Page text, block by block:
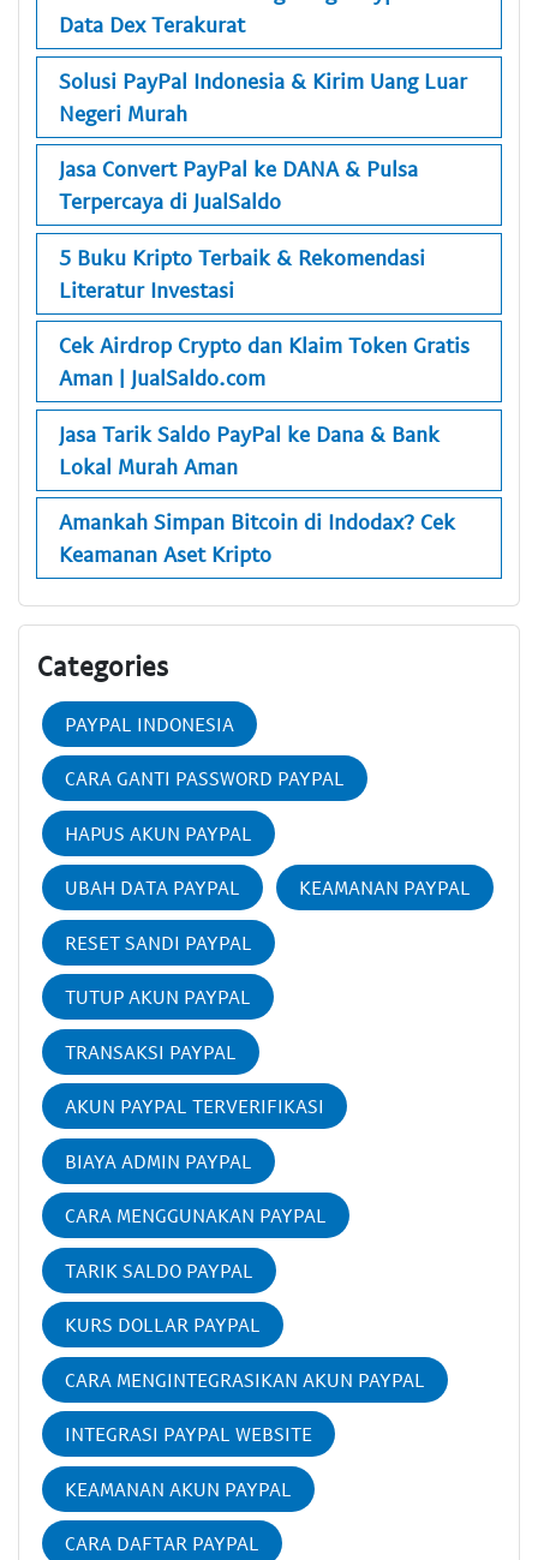
Data Dex Terakurat
Solusi PayPal Indonesia & Kirim Uang Luar
Negeri Murah
Jasa Convert PayPal ke DANA & Pulsa
Terpercaya di JualSaldo
5 Buku Kripto Terbaik & Rekomendasi
Literatur Investasi
Cek Airdrop Crypto dan Klaim Token Gratis
Aman | JualSaldo.com
Jasa Tarik Saldo PayPal ke Dana & Bank
Lokal Murah Aman
Amankah Simpan Bitcoin di Indodax? Cek
Keamanan Aset Kripto
Categories
PAYPAL INDONESIA
CARA GANTI PASSWORD PAYPAL
HAPUS AKUN PAYPAL
UBAH DATA PAYPAL KEAMANAN PAYPAL
RESET SANDI PAYPAL
TUTUP AKUN PAYPAL
TRANSAKSI PAYPAL
AKUN PAYPAL TERVERIFIKASI
BIAYA ADMIN PAYPAL
CARA MENGGUNAKAN PAYPAL
TARIK SALDO PAYPAL
KURS DOLLAR PAYPAL
CARA MENGINTEGRASIKAN AKUN PAYPAL
INTEGRASI PAYPAL WEBSITE
KEAMANAN AKUN PAYPAL
CARA DAFTAR PAYPAL